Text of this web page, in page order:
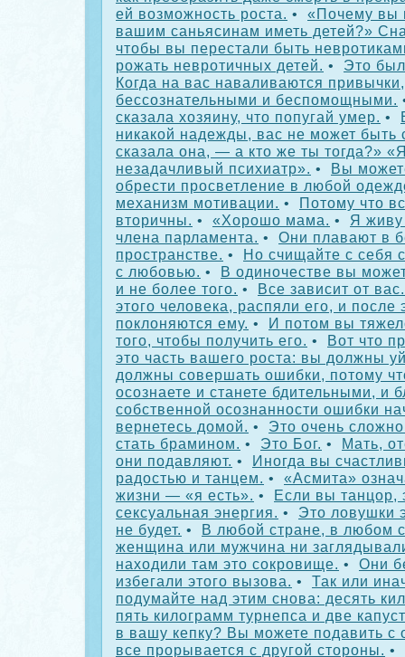
ей возможность роста. • «Почему вы
вашим саньясинам иметь детей?»
чтобы вы перестали быть
рожать невротичных детей. • Это
Когда на вас наваливаются
бессознательными и беспомощными.
сказала хозяину, что попугай умер. •
никакой надежды, вас не может быть
сказала она, — а кто же ты тогда?»
незадачливый психиатр». • Вы
обрести просветление в любой
механизм мотивации. • Потому что
вторичны. • «Хорошо мама. • Я живу
члена парламента. • Они плавают в
пространстве. • Но счищайте с себя
с любовью. • В одиночестве вы
и не более того. • Все зависит от вас.
этого человека, распяли его, и после
поклоняются ему. • И потом вы
того, чтобы получить его. • Вот что
это часть вашего роста: вы должны
должны совершать ошибки, потому
осознаете и станете бдительными, и
собственной осознанности ошибки
вернетесь домой. • Это очень
стать брамином. • Это Бог. • Мать,
они подавляют. • Иногда вы
радостью и танцем. • «Асмита»
жизни — «я есть». • Если вы танцор,
сексуальная энергия. • Это ловушки
не будет. • В любой стране, в любом
женщина или мужчина ни
находили там это сокровище. • Они
избегали этого вызова. • Так или
подумайте над этим снова: десять
пять килограмм турнепса и две
в вашу кепку? Вы можете подавить с
все прорывается с другой стороны. •